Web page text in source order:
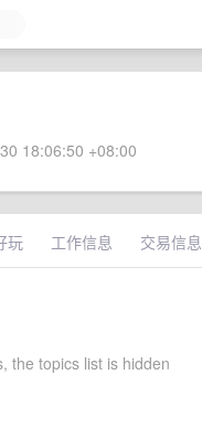
18:06:50 +08:00
玩 工作信息 交易信息
the topics list is hidden